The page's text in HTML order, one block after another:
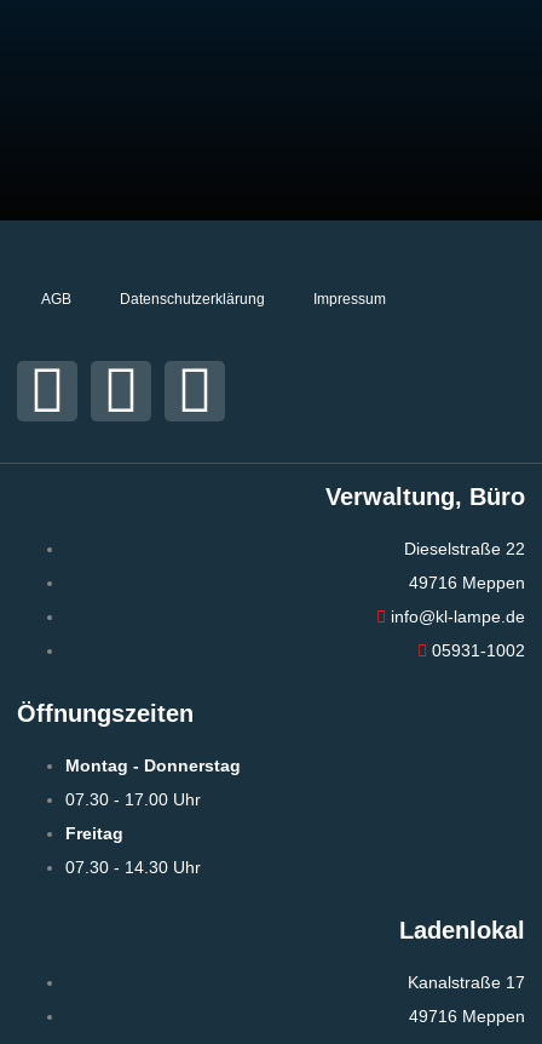
AGB Datenschutzerklärung Impressum
Verwaltung, Büro
Dieselstraße 22
49716 Meppen
info@kl-lampe.de
05931-1002
Öffnungszeiten
Montag - Donnerstag
07.30 - 17.00 Uhr
Freitag
07.30 - 14.30 Uhr
Ladenlokal
Kanalstraße 17
49716 Meppen